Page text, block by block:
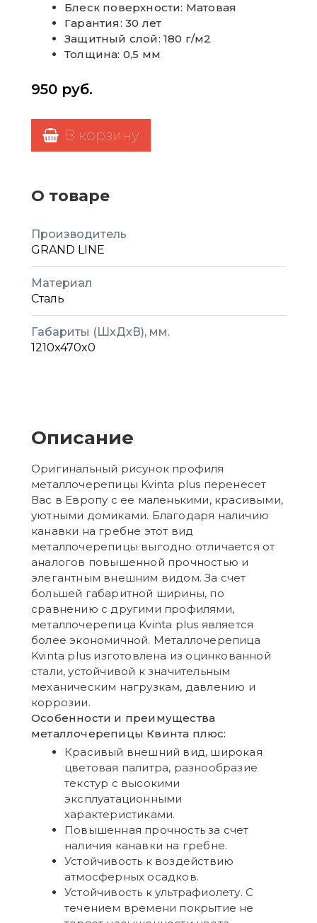
Блеск поверхности: Матовая
Гарантия: 30 лет
Защитный слой: 180 г/м2
Толщина: 0,5 мм
950 руб.
В корзину
О товаре
Производитель
GRAND LINE
Материал
Сталь
Габариты (ШxДxВ), мм.
1210x470x0
Описание
Оригинальный рисунок профиля
металлочерепицы Kvinta plus перенесет
Вас в Европу с ее маленькими, красивыми,
уютными домиками. Благодаря наличию
канавки на гребне этот вид
металлочерепицы выгодно отличается от
аналогов повышенной прочностью и
элегантным внешним видом. За счет
большей габаритной ширины, по
сравнению с другими профилями,
металлочерепица Kvinta plus является
более экономичной. Металлочерепица
Kvinta plus изготовлена из оцинкованной
стали, устойчивой к значительным
механическим нагрузкам, давлению и
коррозии.
Особенности и преимущества
металлочерепицы Квинта плюс:
Красивый внешний вид, широкая
цветовая палитра, разнообразие
текстур с высокими
эксплуатационными
характеристиками.
Повышенная прочность за счет
наличия канавки на гребне.
Устойчивость к воздействию
атмосферных осадков.
Устойчивость к ультрафиолету. С
течением времени покрытие не